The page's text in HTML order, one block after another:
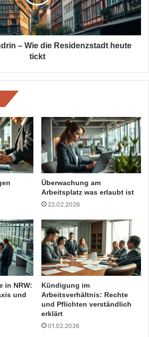
– Wie die Residenzstadt heute
tickt
Überwachung am
Arbeitsplatz was erlaubt ist
22.02.2026
in NRW:
und
Kündigung im
Arbeitsverhältnis: Rechte
und Pflichten verständlich
erklärt
01.02.2026